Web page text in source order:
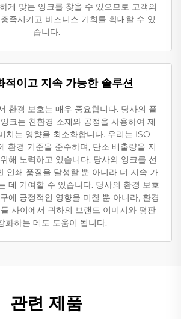
게 맞는 잉크를 찾을 수 있으므로 고객의
족시키고 비즈니스 기회를 확대할 수 있
습니다.
적이고 지속 가능한 솔루션
환경 보호는 매우 중요합니다. 당사의 플
크는 친환경 소재와 공정을 사용하여 제
치는 영향을 최소화합니다. 우리는 ISO
환경 기준을 준수하며, 탄소 배출량을 지
해 노력하고 있습니다. 당사의 잉크를 선
인쇄 품질을 달성할 뿐 아니라 더 지속 가
데 기여할 수 있습니다. 당사의 환경 보호
에 긍정적인 영향을 미칠 뿐 아니라, 환경
사이에서 귀하의 브랜드 이미지와 평판
화하는 데도 도움이 됩니다.
관련 제품